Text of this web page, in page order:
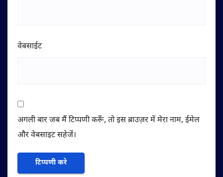
वेबसाईट
अगली बार जब मैं टिप्पणी करूँ, तो इस ब्राउज़र में मेरा नाम, ईमेल
और वेबसाइट सहेजें।